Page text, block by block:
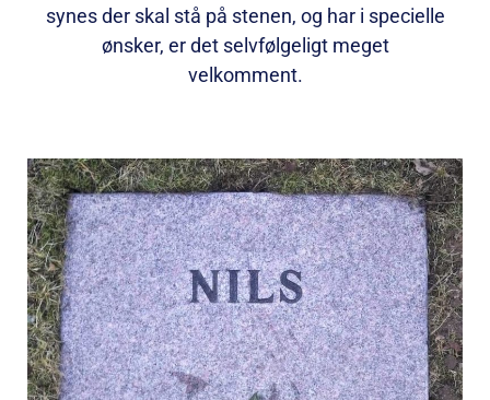
synes der skal stå på stenen, og har i specielle
ønsker, er det selvfølgeligt meget
velkomment.